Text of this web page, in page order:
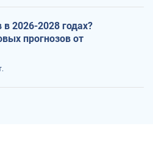
2026-2028 годах?
прогнозов от